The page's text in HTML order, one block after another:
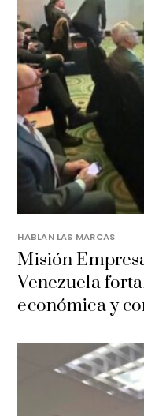
HABLAN LAS MARCAS
Misión
Venezuela
económica y